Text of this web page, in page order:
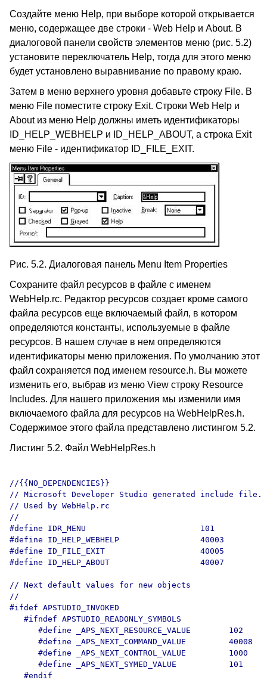
Создайте меню Help, при выборе которой открывается
меню, содержащее две строки - Web Help и About. В
диалоговой панели свойств элементов меню (рис. 5.2)
установите переключатель Help, тогда для этого меню
будет установлено выравнивание по правому краю.
Затем в меню верхнего уровня добавьте строку File. В
меню File поместите строку Exit. Строки Web Help и
About из меню Help должны иметь идентификаторы
ID_HELP_WEBHELP и ID_HELP_ABOUT, а строка Exit
меню File - идентификатор ID_FILE_EXIT.
Рис. 5.2. Диалоговая панель Menu Item Properties
Сохраните файл ресурсов в файле с именем
WebHelp.rc. Редактор ресурсов создает кроме самого
файла ресурсов еще включаемый файл, в котором
определяются константы, используемые в файле
ресурсов. В нашем случае в нем определяются
идентификаторы меню приложения. По умолчанию этот
файл сохраняется под именем resource.h. Вы можете
изменить его, выбрав из меню View строку Resource
Includes. Для нашего приложения мы изменили имя
включаемого файла для ресурсов на WebHelpRes.h.
Содержимое этого файла представлено листингом 5.2.
Листинг 5.2. Файл WebHelpRes.h
//{{NO_DEPENDENCIES}}
// Microsoft Developer Studio generated include file.
// Used by WebHelp.rc
//
#define IDR_MENU                        101
#define ID_HELP_WEBHELP                 40003
#define ID_FILE_EXIT                    40005
#define ID_HELP_ABOUT                   40007
// Next default values for new objects
//
#ifdef APSTUDIO_INVOKED
   #ifndef APSTUDIO_READONLY_SYMBOLS
      #define _APS_NEXT_RESOURCE_VALUE        102
      #define _APS_NEXT_COMMAND_VALUE         40008
      #define _APS_NEXT_CONTROL_VALUE         1000
      #define _APS_NEXT_SYMED_VALUE           101
   #endif